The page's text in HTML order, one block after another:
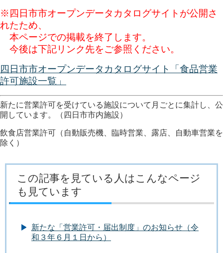
※四日市市オープンデータカタログサイトが公開さ
れたため、
本ページでの掲載を終了します。
今後は下記リンク先をご参照ください。
四日市市オープンデータカタログサイト「食品営業
許可施設一覧」
新たに営業許可を受けている施設について月ごとに集計し、公
開しています。（四日市市内施設）
飲食店営業許可（自動販売機、臨時営業、露店、自動車営業を
除く）
この記事を見ている人はこんなページ
も見ています
新たな「営業許可・届出制度」のお知らせ（令
和３年６月１日から）